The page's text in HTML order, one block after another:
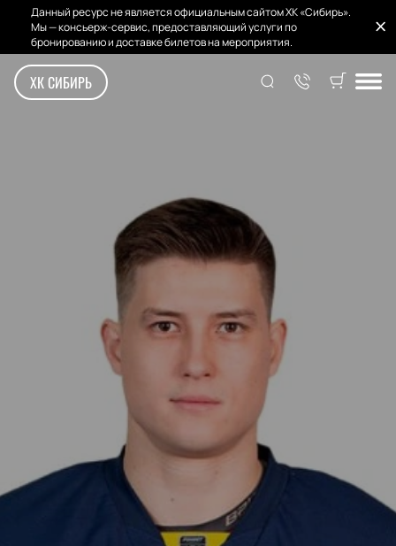
Данный ресурс не является официальным сайтом ХК «Сибирь».
Мы — консьерж-сервис, предоставляющий услуги по
бронированию и доставке билетов на мероприятия.
ХК СИБИРЬ